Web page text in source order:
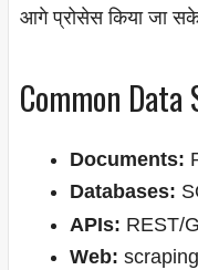
आगे प्रोसेस किया जा
Common Data
Documents:
Databases:
APIs: REST/
Web: